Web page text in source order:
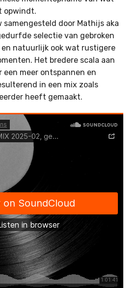
opwindt.
samengesteld door Mathijs aka
selectie van gebroken
natuurlijk ook wat rustigere
Het bredere scala aan
een meer ontspannen en
in een mix zoals
heeft gemaakt.